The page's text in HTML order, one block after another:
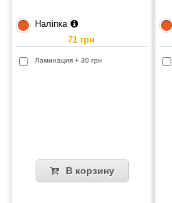
Наліпка
71 грн
Ламинация + 30 грн
В корзину